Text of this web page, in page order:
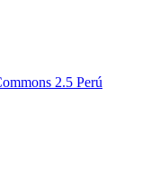
2.5 Perú